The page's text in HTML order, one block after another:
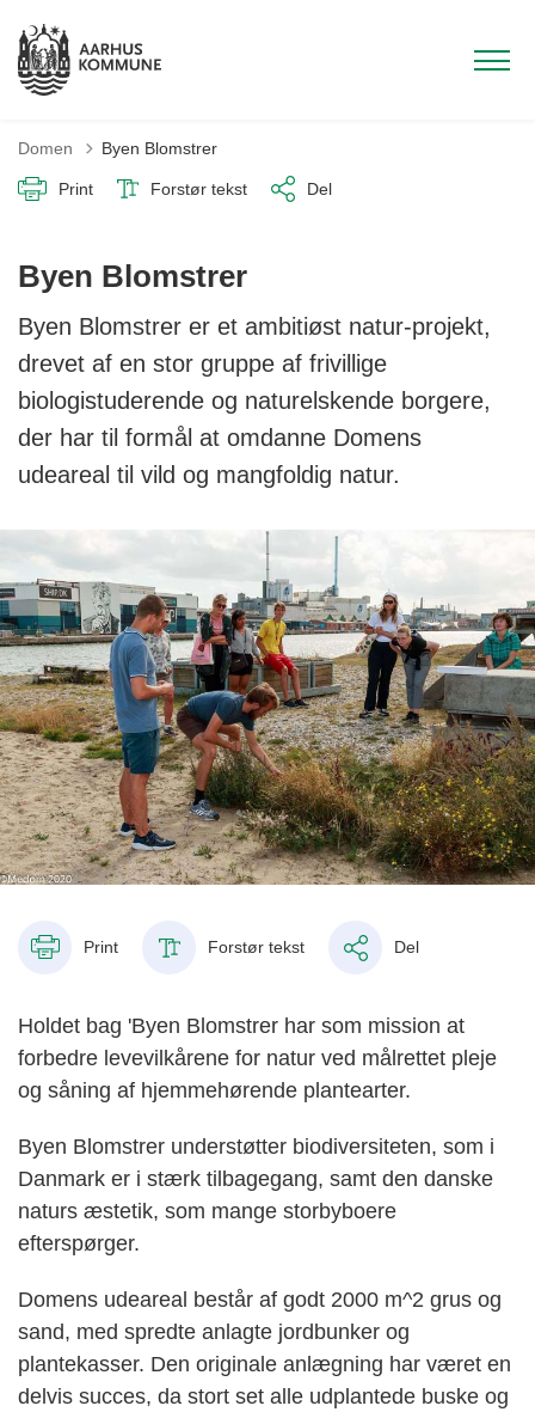
Domen Byen Blomstrer
Print Forstør tekst Del
Byen Blomstrer
Byen Blomstrer er et ambitiøst natur-projekt,
drevet af en stor gruppe af frivillige
biologistuderende og naturelskende borgere,
der har til formål at omdanne Domens
udeareal til vild og mangfoldig natur.
Print Forstør tekst Del
Holdet bag 'Byen Blomstrer har som mission at
forbedre levevilkårene for natur ved målrettet pleje
og såning af hjemmehørende plantearter.
Byen Blomstrer understøtter biodiversiteten, som i
Danmark er i stærk tilbagegang, samt den danske
naturs æstetik, som mange storbyboere
efterspørger.
Domens udeareal består af godt 2000 m^2 grus og
sand, med spredte anlagte jordbunker og
plantekasser. Den originale anlægning har været en
delvis succes, da stort set alle udplantede buske og